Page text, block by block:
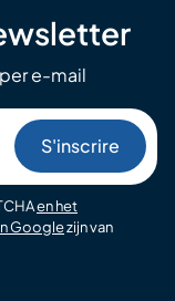
e-mail
en het
Googlezijn van